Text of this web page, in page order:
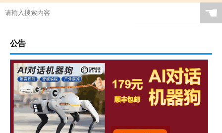
☚
公告